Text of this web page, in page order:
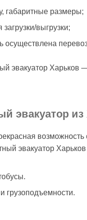
габаритные размеры;
выгрузки;
осуществлена
эвакуатор Харьков
эвакуатор
эвакуатор
грузоподъемности.